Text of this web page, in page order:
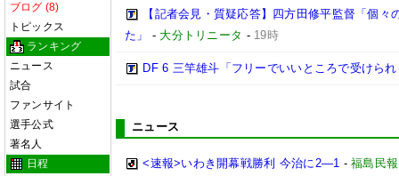
ブログ (8)
トピックス
ランキング
ニュース
試合
ファンサイト
選手公式
著名人
日程
【記者会見・質疑応答】四方田修平監督「個
た」
- 大分トリニータ - 19時
DF 6 三竿雄斗「フリーでいいところで受けら
ニュース
<速報>いわき開幕戦勝利 今治に2―1 -福島民報